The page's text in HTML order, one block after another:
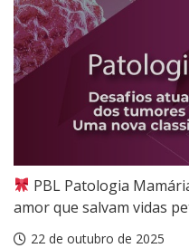
PBL Patologia
amor que salvam vidas
22 de outubro de 2025